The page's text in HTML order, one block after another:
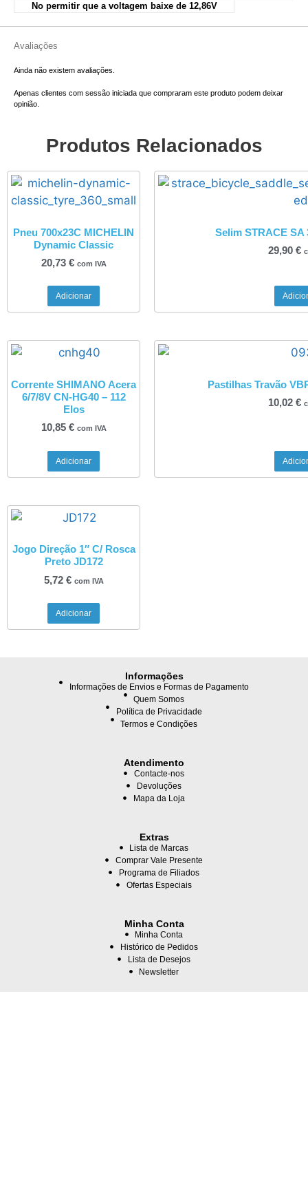
No permitir que a voltagem baixe de 12,86V
Avaliações
Ainda não existem avaliações.
Apenas clientes com sessão iniciada que compraram este produto podem deixar
opinião.
Produtos Relacionados
Pneu 700x23C MICHELIN
Dynamic Classic
20,73 € com IVA
Adicionar
Selim STRACE SA
29,90 €
Corrente SHIMANO Acera
6/7/8V CN-HG40 – 112
Elos
10,85 € com IVA
Adicionar
Pastilhas Travão
10,02 €
Jogo Direção 1″ C/ Rosca
Preto JD172
5,72 € com IVA
Adicionar
Informações
Informações de Envios e Formas de Pagamento
Quem Somos
Política de Privacidade
Termos e Condições
Atendimento
Contacte-nos
Devoluções
Mapa da Loja
Extras
Lista de Marcas
Comprar Vale Presente
Programa de Filiados
Ofertas Especiais
Minha Conta
Minha Conta
Histórico de Pedidos
Lista de Desejos
Newsletter